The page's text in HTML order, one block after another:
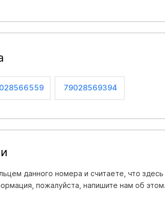
79028569394
данного номера и считаете, что
пожалуйста, напишите нам об этом.